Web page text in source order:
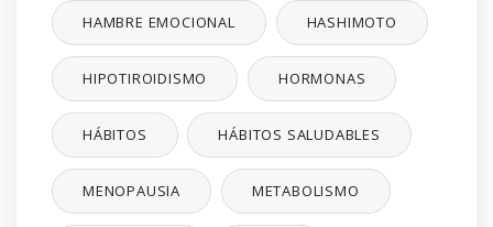
HAMBRE EMOCIONAL HASHIMOTO
HIPOTIROIDISMO HORMONAS
HÁBITOS HÁBITOS SALUDABLES
MENOPAUSIA METABOLISMO